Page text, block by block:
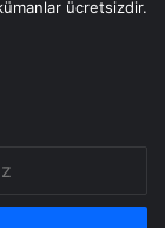
ücretsizdir.